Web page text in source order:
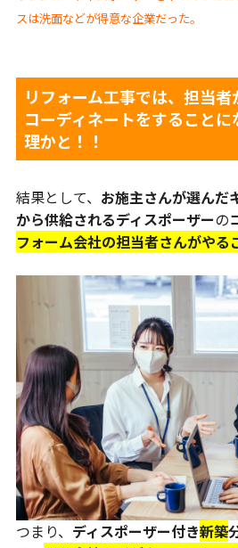
スは洗面などが得意な企業だった。
リフォーム工事では、担当
コーディネートをすること
理かと！！
結果として、 お施主さんが選んだ
から供給されるディスポーザーの
フォーム会社の担当者さんがやる
つまり、 ディスポーザー付き新築